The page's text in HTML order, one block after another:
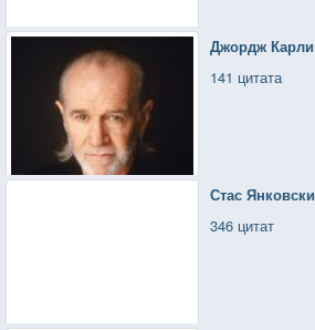
Джордж
141 цитата
Стас
346 цитат